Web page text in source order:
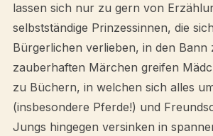
lassen sich nur zu gern von
selbstständige Prinzessinnen, die
Bürgerlichen verlieben, in den Bann
zauberhaften Märchen greifen
zu Büchern, in welchen sich alles
(insbesondere Pferde!) und
Jungs hingegen versinken in